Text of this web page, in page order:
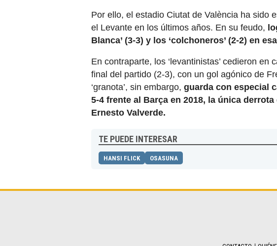
Por ello, el estadio Ciutat de València ha sido
el Levante en los últimos años. En su feudo,
Blanca’ (3-3) y los ‘colchoneros’ (2-2) en
En contraparte, los ‘levantinistas’ cedieron en
final del partido (2-3), con un gol agónico de
‘granota’, sin embargo, guarda con especial
5-4 frente al Barça en 2018, la única
Ernesto Valverde.
TE PUEDE INTERESAR
HANSI FLICK OSASUNA